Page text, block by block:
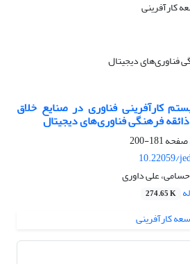
فناوری‌های دیجیتال
کارآفرینی فناوری در صنایع خلاق
ذائقه فرهنگی فناوری‌های دیجیتال
181-200
10.22059/
علی داوری
274.65 K